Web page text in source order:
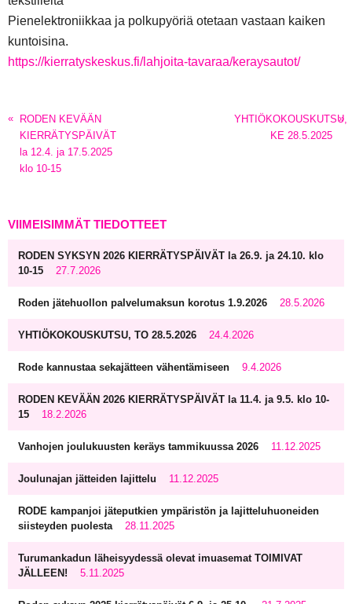
Pienelektroniikkaa ja polkupyöriä otetaan vastaan kaiken
kuntoisina.
https://kierratyskeskus.fi/lahjoita-tavaraa/keraysautot/
«
RODEN KEVÄÄN
KIERRÄTYSPÄIVÄT
la 12.4. ja 17.5.2025
klo 10-15
YHTIÖKOKOUSKUTSU,
KE 28.5.2025
»
VIIMEISIMMÄT TIEDOTTEET
RODEN SYKSYN 2026 KIERRÄTYSPÄIVÄT la 26.9. ja 24.10. klo
10-15
27.7.2026
Roden jätehuollon palvelumaksun korotus 1.9.2026 28.5.2026
YHTIÖKOKOUSKUTSU, TO 28.5.2026 24.4.2026
Rode kannustaa sekajätteen vähentämiseen 9.4.2026
RODEN KEVÄÄN 2026 KIERRÄTYSPÄIVÄT la 11.4. ja 9.5. klo 10-
15
18.2.2026
Vanhojen joulukuusten keräys tammikuussa 2026 11.12.2025
Joulunajan jätteiden lajittelu 11.12.2025
RODE kampanjoi jäteputkien ympäristön ja lajitteluhuoneiden
siisteyden puolesta
28.11.2025
Turumankadun läheisyydessä olevat imuasemat TOIMIVAT
JÄLLEEN!
5.11.2025